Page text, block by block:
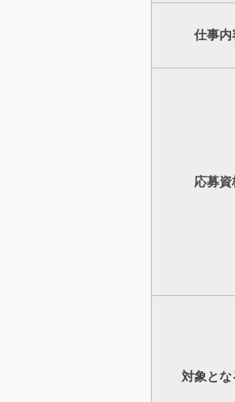
仕事内
応募資
対象とな